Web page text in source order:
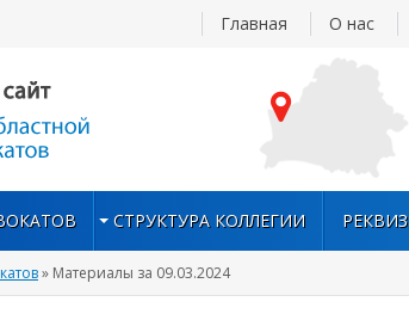
Главная О нас
СТРУКТУРА КОЛЛЕГИИ
» Материалы за 09.03.2024